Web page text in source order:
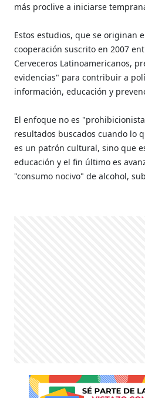
más proclive a iniciarse
Estos estudios, que se originan
cooperación suscrito en 2007
Cerveceros Latinoamericanos,
evidencias" para contribuir a
información, educación y
El enfoque no es
resultados buscados cuando lo
es un patrón cultural, sino que
educación y el fin último es
"consumo nocivo" de alcohol,